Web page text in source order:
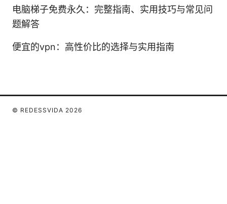
电脑梯子免费永久：完整指南、实用技巧与常见问
题解答
便宜的vpn：高性价比的选择与实用指南
© REDESSVIDA 2026